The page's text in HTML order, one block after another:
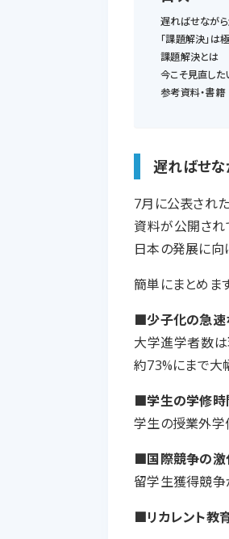
遅ればせなが
「課題解決」
課題解決とは
今こそ見直し
参考資料・書籍
遅ればせ
7月に公表され
資料が公開され
日本の発展に向
簡単にまとめま
■少子化の急速
大学進学者数
約73%にまで大
■学生の学修時
学生の授業外学
■国際競争の激
留学生獲得競争
■リカレント教